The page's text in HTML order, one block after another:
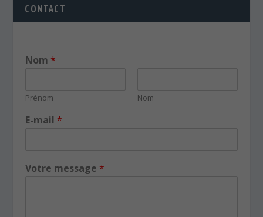
CONTACT
Nom *
Prénom Nom
E-mail *
Votre message *